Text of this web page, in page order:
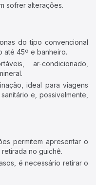
sofrer alterações.
do tipo convencional
até 45º e banheiro.
ar-condicionado,
ideal para viagens
e, possivelmente,
permitem apresentar o
no guichê.
é necessário retirar o